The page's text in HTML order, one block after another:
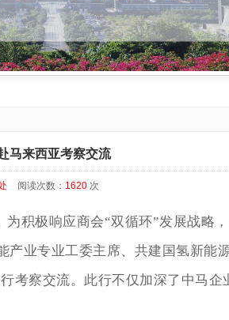
马来西亚考察交流
阅读次数： 1620次
积极响应商会“双循环”发展战略
产业专业工委主席、共建国氢新能
考察交流。此行不仅加深了中马企